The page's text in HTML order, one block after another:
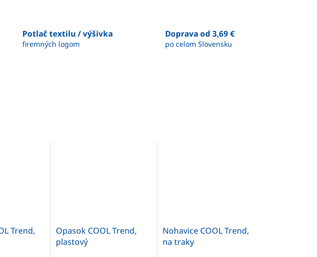
Potlač textilu / výšivka
firemných logom
Doprava od 3,69 €
po celom Slovensku
Trend,
Opasok COOL Trend,
plastový
Nohavice COOL Trend,
na traky